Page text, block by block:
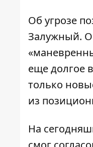
Об угрозе
Залужный.
еще долгое
только
из
На